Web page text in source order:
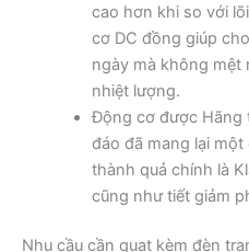
cao hơn khi so với
cơ DC đồng giúp
ngày mà không mệt
nhiệt lượng.
Động cơ được Hãng
đáo đã mang lại
thành quả chính là
cũng như tiết giảm
Nhu cầu cần quạt kèm đèn